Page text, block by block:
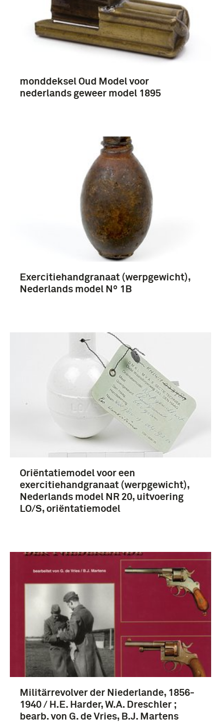
monddeksel Oud Model voor
nederlands geweer model 1895
Exercitiehandgranaat (werpgewicht),
Nederlands model Nº 1B
Oriëntatiemodel voor een
exercitiehandgranaat (werpgewicht),
Nederlands model NR 20, uitvoering
LO/S, oriëntatiemodel
Militärrevolver der Niederlande, 1856-
1940 / H.E. Harder, W.A. Dreschler ;
bearb. von G. de Vries, B.J. Martens